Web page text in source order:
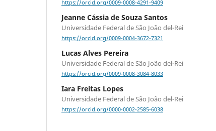
https://orcid.org/0009-0008-4291-9409
Jeanne Cássia de Souza Santos
Universidade Federal de São João del-Rei
https://orcid.org/0009-0004-3672-7321
Lucas Alves Pereira
Universidade Federal de São João del-Rei
https://orcid.org/0009-0008-3084-8033
Iara Freitas Lopes
Universidade Federal de São João del-Rei
https://orcid.org/0000-0002-2585-6038